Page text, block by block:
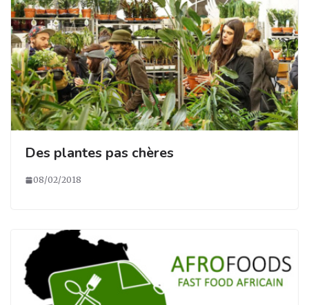
Des plantes pas chères
08/02/2018